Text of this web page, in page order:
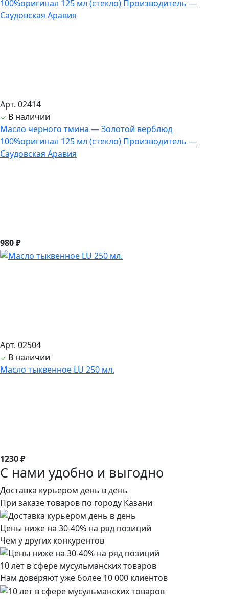
Арт. 02414
В наличии
Масло черного тмина — Золотой верблюд
100%оригинал 125 мл (стекло) Производитель —
Саудовская Аравия
980 ₽
Арт. 02504
В наличии
Масло тыквенное LU 250 мл.
1230 ₽
С нами удобно и выгодно
Доставка курьером день в день
При заказе товаров по городу Казани
Цены ниже на 30-40% на ряд позиций
Чем у других конкурентов
10 лет в сфере мусульманских товаров
Нам доверяют уже более 10 000 клиентов